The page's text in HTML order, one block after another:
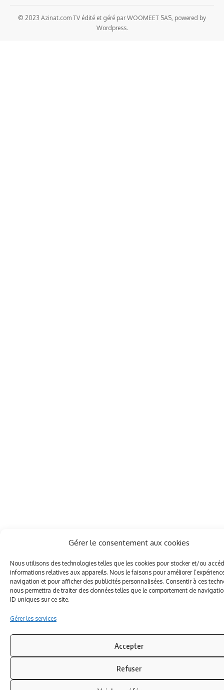
Gérer le consentement aux cookies
Nous utilisons des technologies telles que les cookies pour stocker et/ou
informations relatives aux appareils. Nous le faisons pour améliorer
navigation et pour afficher des publicités personnalisées. Consentir à ces
nous permettra de traiter des données telles que le comportement de
ID uniques sur ce site.
Gérer les services
Accepter
Refuser
© 2023 Azinat.com TV édité et géré par WOOMEET SAS, powered by
Wordpress.